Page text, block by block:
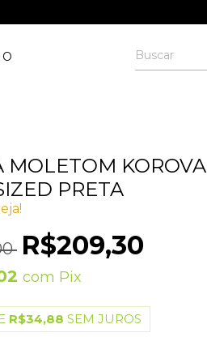
MOLETOM KOROVA
PRETA
R$209,30
com Pix
R$34,88 SEM JUROS